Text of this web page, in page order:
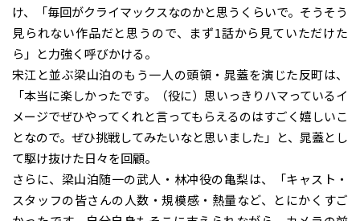
け、「毎回がクライマックスなのかと思うくらいで。そうそう
見られない作品だと思うので、まず1話から見ていただけた
ら」と力強く呼びかける。
宋江と並ぶ梁山泊のもう一人の頭領・晁蓋を演じた反町は、
「本当に楽しかったです。（役に）思いっきりハマっているイ
メージでぜひやってくれと言ってもらえるのはすごく嬉しいこ
となので。ぜひ挑戦してみたいなと思いました」と、晁蓋とし
て駆け抜けた日々を回顧。
さらに、梁山泊随一の武人・林冲役の亀梨は、「キャスト・
スタッフの皆さんの人数・規模感・熱量など、とにかくすご